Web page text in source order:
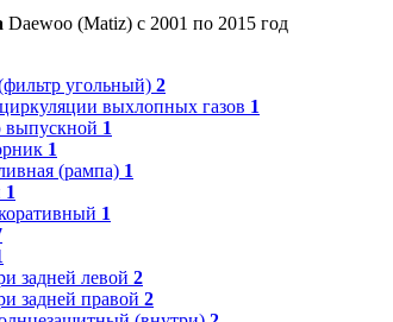
Daewoo (Matiz) с 2001 по 2015 год
угольный) 2
выхлопных газов 1
выпускной 1
1
(рампа) 1
1
1
задней левой 2
задней правой 2